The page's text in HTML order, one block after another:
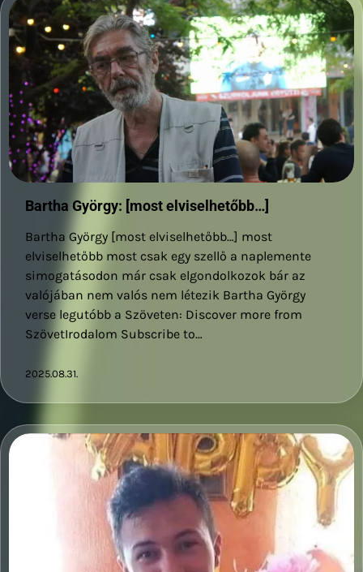
Bartha György: [most elviselhetőbb…]
Bartha György [most elviselhetőbb…] most
elviselhetőbb most csak egy szellő a naplemente
simogatásodon már csak elgondolkozok bár az
valójában nem valós nem létezik Bartha György
verse legutóbb a Szöveten: Discover more from
SzövetIrodalom Subscribe to…
2025.08.31.